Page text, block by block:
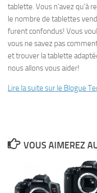
tablette. Vous n’avez qu’à
le nombre de tablettes
furent confondus! Vous
vous ne savez pas
et trouver la tablette
nous allons vous aider!
Lire la suite sur le Blogue
VOUS AIMEREZ